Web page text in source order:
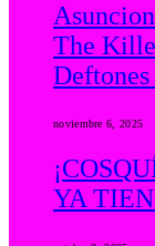
The
noviembre 6, 2025
YA